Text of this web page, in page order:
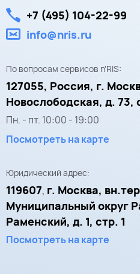
+7 (495) 104-22-99
info@nris.ru
По вопросам сервисов n'RIS:
127055, Россия, г.
Новослободская, д. 73,
Пн. - пт. 10:00 - 19:00
Посмотреть на карте
Юридический адрес:
119607, г. Москва,
Муниципальный округ
Раменский, д. 1, стр. 1
Посмотреть на карте